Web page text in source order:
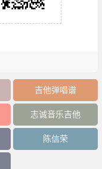
吉他弹唱谱
志诚音乐吉他
陈信荣